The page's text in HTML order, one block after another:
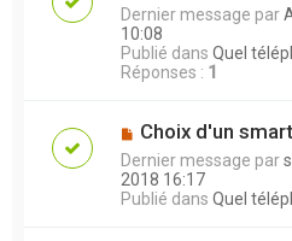
Dernier message par
10:08
Publié dans Quel
Réponses : 1
Choix d'un
Dernier message par
2018 16:17
Publié dans Quel